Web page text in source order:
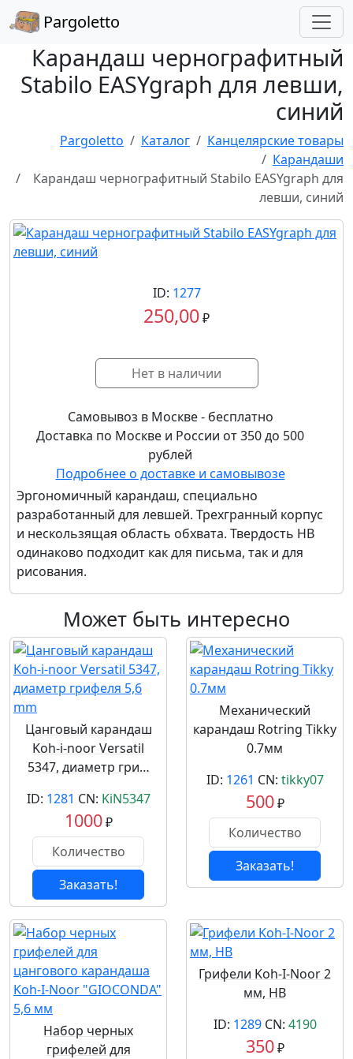
Pargoletto
Карандаш чернографитный
Stabilo EASYgraph для левши,
синий
Pargoletto Каталог
Канцелярские товары
Карандаши
Карандаш чернографитный Stabilo EASYgraph для
левши, синий
ID: 1277
250,00₽
Нет в наличии
Самовывоз в Москве - бесплатно
Доставка по Москве и России от 350 до 500
рублей
Подробнее о доставке и самовывозе
Эргономичный карандаш, специально
разработанный для левшей. Трехгранный корпус
и нескользящая область обхвата. Твердость HB
одинаково подходит как для письма, так и для
рисования.
Может быть интересно
Цанговый карандаш
Koh-i-noor Versatil
5347, диаметр гри…
ID: 1281 CN: KiN5347
1000₽
Заказать!
Механический
карандаш Rotring Tikky
0.7мм
ID: 1261 CN: tikky07
500₽
Заказать!
Набор черных
грифелей для
Грифели Koh-I-Noor 2
мм, HB
ID: 1289CN: 4190
350₽